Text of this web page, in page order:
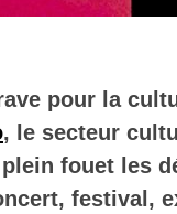
pour la
, le secteur
fouet les
festival,